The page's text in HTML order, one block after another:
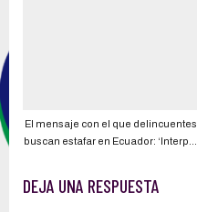
El mensaje con el que delincuentes
buscan estafar en Ecuador: ‘Interpol
menores desnudos desde su
DEJA UNA RESPUESTA